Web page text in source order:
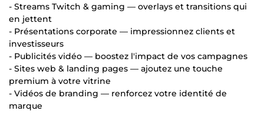
- Streams Twitch & gaming — overlays et transitions qui
en jettent
- Présentations corporate — impressionnez clients et
investisseurs
- Publicités vidéo — boostez l'impact de vos campagnes
- Sites web & landing pages — ajoutez une touche
premium à votre vitrine
- Vidéos de branding — renforcez votre identité de
marque